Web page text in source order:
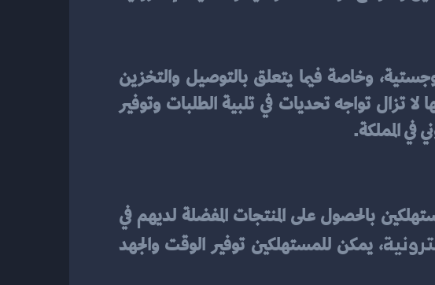
والتوزيع. فعلى الرغم من وجود العديد من شركات التوصيل والتخزين، إلا أنها لا تزال تواجه تحديات في تلبية الطلبات وتوفير
المملكة.